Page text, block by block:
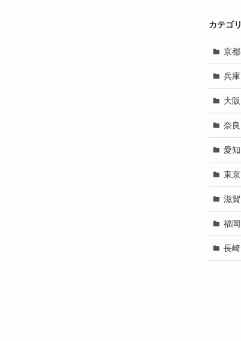
カテゴ
京都
兵庫
大阪
奈良
愛知
東京
滋賀
福岡
長崎